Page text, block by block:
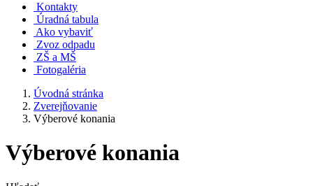
Kontakty
Úradná tabula
Ako vybaviť
Zvoz odpadu
ZŠ a MŠ
Fotogaléria
Úvodná stránka
Zverejňovanie
Výberové konania
Výberové konania